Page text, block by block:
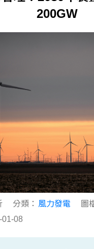
200GW
分類： 風力發電 圖
01-08